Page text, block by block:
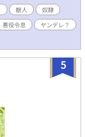
獣人
奴隷
悪役令息
ヤンデレ？
5